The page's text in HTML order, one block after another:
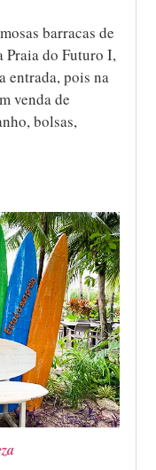
barracas de
Praia do Futuro I,
entrada, pois na
venda de
bolsas,